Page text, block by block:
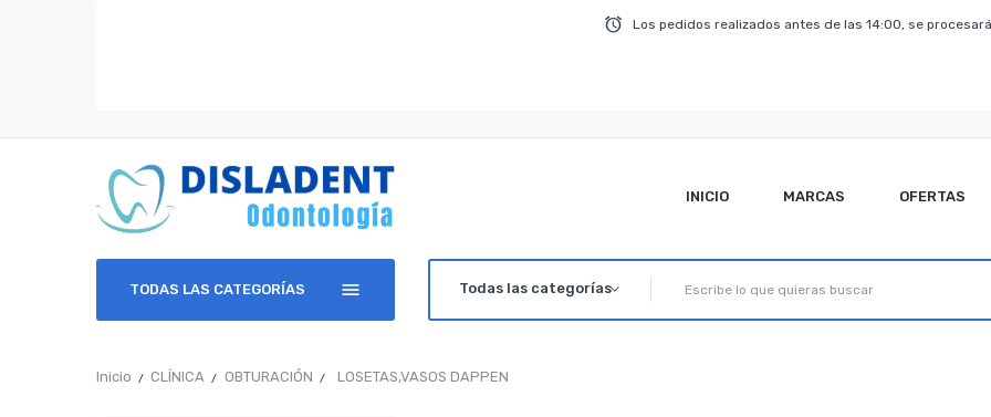
Los pedidos realizados antes de las 14:00, se
INICIO MARCAS OFERTAS
TODAS LAS CATEGORÍAS
Inicio CLÍNICA OBTURACIÓN LOSETAS,VASOS DAPPEN